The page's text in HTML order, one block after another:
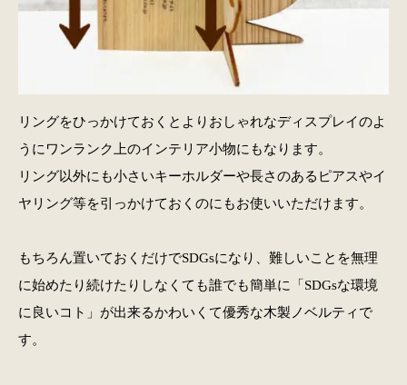
リングをひっかけておくとよりおしゃれなディスプレイのよ
うにワンランク上のインテリア小物にもなります。
リング以外にも小さいキーホルダーや長さのあるピアスやイ
ヤリング等を引っかけておくのにもお使いいただけます。
もちろん置いておくだけでSDGsになり、難しいことを無理
に始めたり続けたりしなくても誰でも簡単に「SDGsな環境
に良いコト」が出来るかわいくて優秀な木製ノベルティで
す。